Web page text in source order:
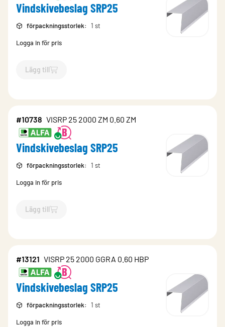
Vindskivebeslag SRP25
förpackningsstorlek: 1 st
Logga in för pris
Lägg till
`$Lägg till
#10738 VISRP 25 2000 ZM 0.60 ZM
Vindskivebeslag SRP25
förpackningsstorlek: 1 st
Logga in för pris
Lägg till
`$Lägg till
#13121 VISRP 25 2000 GGRA 0.60 HBP
Vindskivebeslag SRP25
förpackningsstorlek: 1 st
Logga in för pris